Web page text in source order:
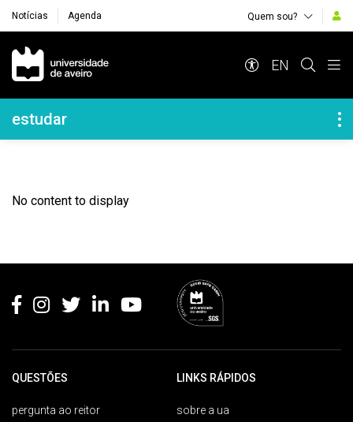
Notícias Agenda Quem sou?
Navegação Principal
EN
Navegação Lateral
estudar
No content to display
QUESTÕES
pergunta ao reitor
LINKS RÁPIDOS
sobre a ua